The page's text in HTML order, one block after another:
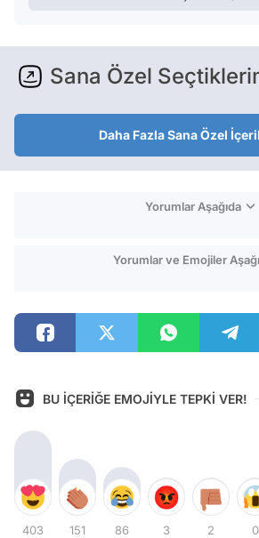
Sana Özel
Daha Fazla Sana Özel
Yorumlar Aşağıda
Yorumlar ve Emojiler
BU İÇERİĞE EMOJİYLE TEPKİ VER!
403 151 86 3 2 0